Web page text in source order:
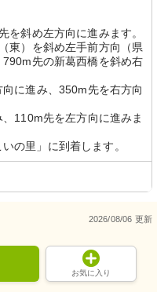
を斜め左方向に進みます。
東）を斜め左手前方向（県
先の新葛西橋を斜め右
に進み、350m先を右方向
110m先を左方向に進みま
の里」に到着します。
2026/08/06 更新
お気に入り